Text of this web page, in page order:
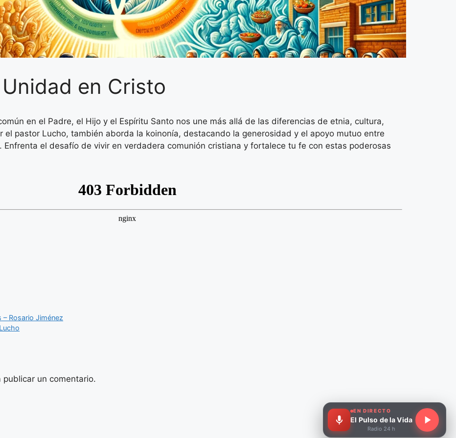
EN DIRECTO
El Pulso de la Vida
Radio 24 h
en Cristo
en el Padre, el Hijo y el Espíritu Santo nos une más allá de las diferencias de etnia, cultura,
el pastor Lucho, también aborda la koinonía, destacando la generosidad y el apoyo mutuo entre
Enfrenta el desafío de vivir en verdadera comunión cristiana y fortalece tu fe con estas poderosas
Rosario Jiménez
publicar un comentario.